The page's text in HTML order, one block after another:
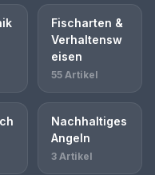
Fischarten &
Verhaltensw
eisen
55 Artikel
Nachhaltiges
Angeln
3 Artikel